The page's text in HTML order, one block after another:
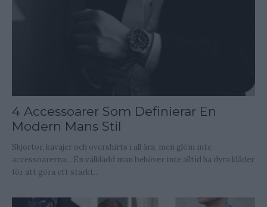
4 Accessoarer Som Definierar En
Modern Mans Stil
Skjortor, kavajer och overshirts i all ära, men glöm inte
accessoarerna... En välklädd man behöver inte alltid ha dyra kläder
för att göra ett starkt...